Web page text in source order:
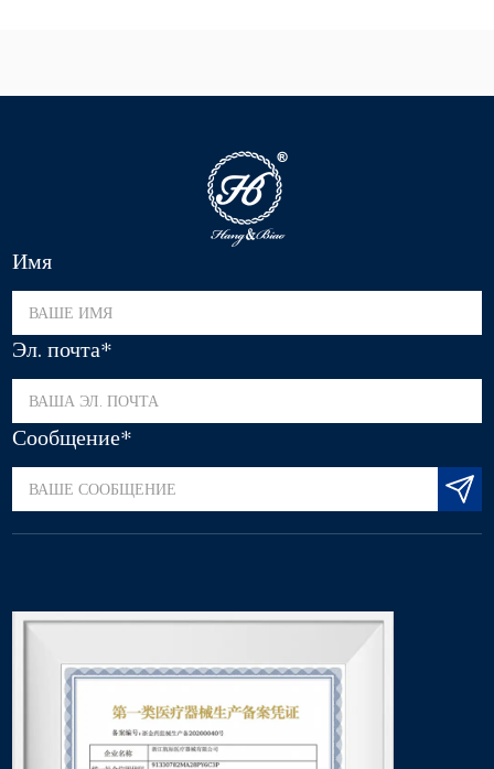
Имя
Эл. почта*
Сообщение*